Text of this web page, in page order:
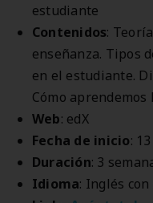
estudiante
Contenidos:
enseñanza. Tipos
en el estudiante.
Cómo aprendemos
Web: edX
Fecha de inicio:
Duración: 3
Idioma: Inglés